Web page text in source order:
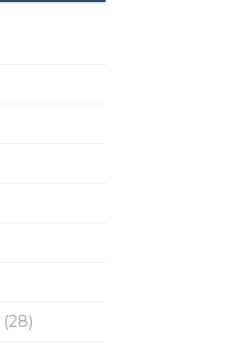
(28)